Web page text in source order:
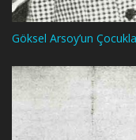
Göksel Arsoy’un